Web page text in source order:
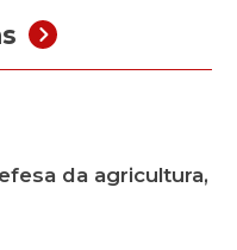
da agricultura,